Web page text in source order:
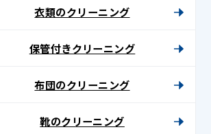
衣類のクリーニング
保管付きクリーニング
布団のクリーニング
靴のクリーニング